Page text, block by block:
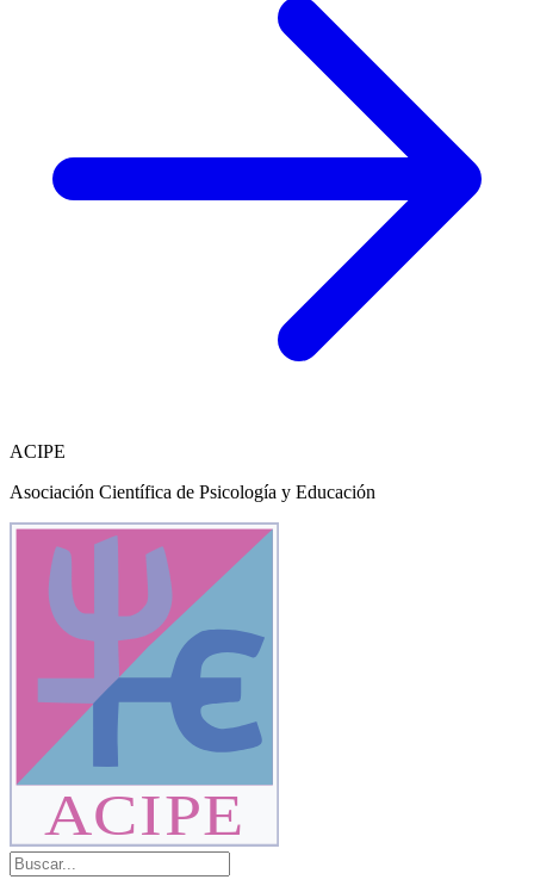
ACIPE
Asociación Científica de Psicología y Educación
ACIPE